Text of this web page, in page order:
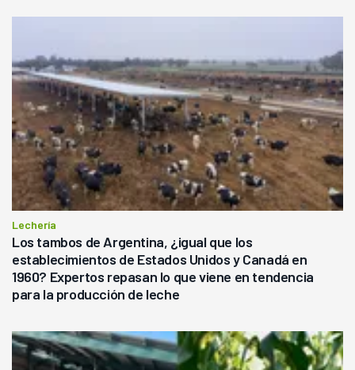
Lechería
Los tambos de Argentina, ¿igual que los
establecimientos de Estados Unidos y Canadá en
1960? Expertos repasan lo que viene en tendencia
para la producción de leche